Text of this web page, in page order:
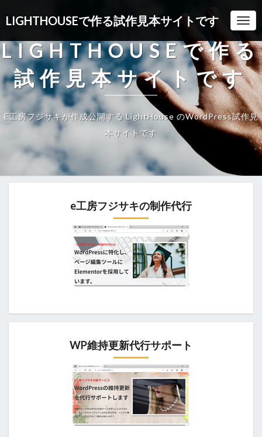
LIGHTHOUSEで作る試作見本サイトです
LIGHTHOUSEで作る
試作見本サイトです
E工房フジサキが作成公開する LightHouse のWordPress試作見
本サイトです
e工房フジサキの制作代行
WP維持更新代行サポート